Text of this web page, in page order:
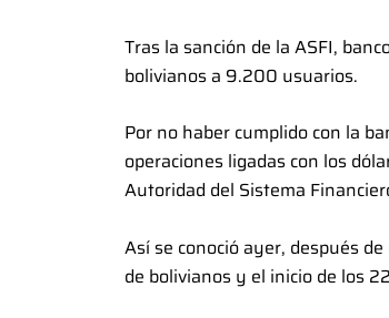
Tras la sanción de la ASFI,
bolivianos a 9.200 usuarios.
Por no haber cumplido con la
operaciones ligadas con los
Autoridad del Sistema
Así se conoció ayer, después
de bolivianos y el inicio de los